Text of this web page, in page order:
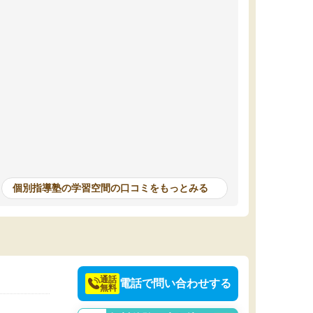
個別指導塾の学習空間の口コミをもっとみる
通話
無料 電話で問い合わせする